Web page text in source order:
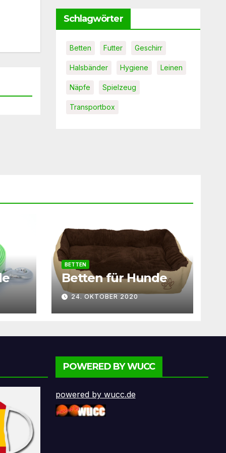
Schlagwörter
Betten Futter Geschirr
Halsbänder Hygiene Leinen
Näpfe Spielzeug
Transportbox
BETTEN
Betten für Hunde
24. OKTOBER 2020
POWERED BY WUCC
powered by wucc.de